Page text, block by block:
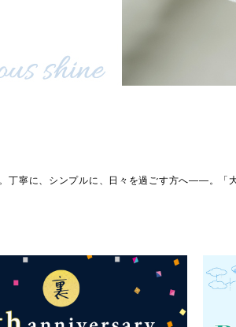
丁寧に、シンプルに、日々を過ごす方へ――。「